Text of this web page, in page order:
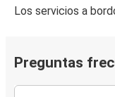
Los servicios a
Preguntas